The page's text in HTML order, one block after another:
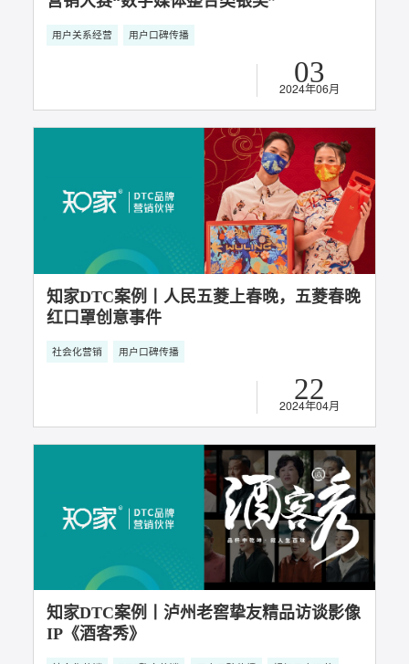
菱用户口碑传播事件获TopDigital年度大
用户口碑传播
01
2024年07月